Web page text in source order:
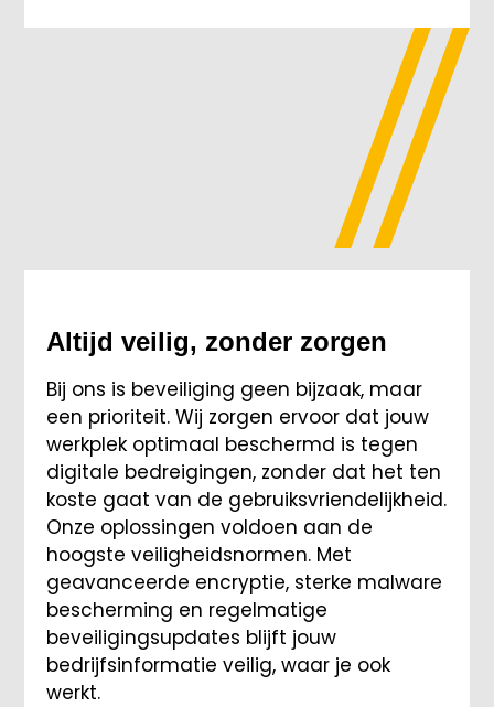
Altijd veilig, zonder zorgen
Bij ons is beveiliging geen bijzaak, maar
een prioriteit. Wij zorgen ervoor dat jouw
werkplek optimaal beschermd is tegen
digitale bedreigingen, zonder dat het ten
koste gaat van de gebruiksvriendelijkheid.
Onze oplossingen voldoen aan de
hoogste veiligheidsnormen. Met
geavanceerde encryptie, sterke malware
bescherming en regelmatige
beveiligingsupdates blijft jouw
bedrijfsinformatie veilig, waar je ook
werkt.